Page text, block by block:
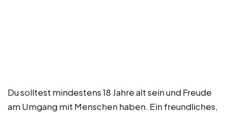
Du solltest mindestens 18 Jahre alt sein und Freude
am Umgang mit Menschen haben. Ein freundliches,